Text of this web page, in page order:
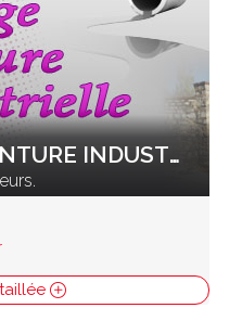
GPI SABLAGE PEINTURE INDUSTRIELLE